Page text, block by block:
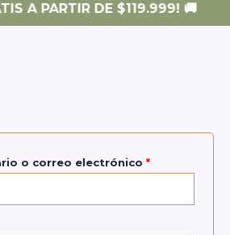
A PARTIR DE $119.999! 🚚
o correo electrónico *